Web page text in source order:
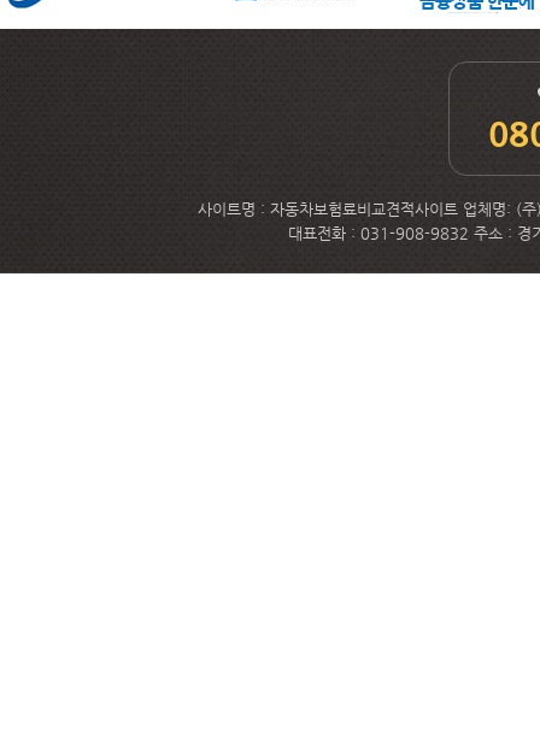
사이트명 : 자동차보험료비교견적사이트 업체명: (
대표전화 : 031-908-9832 주소 : 경